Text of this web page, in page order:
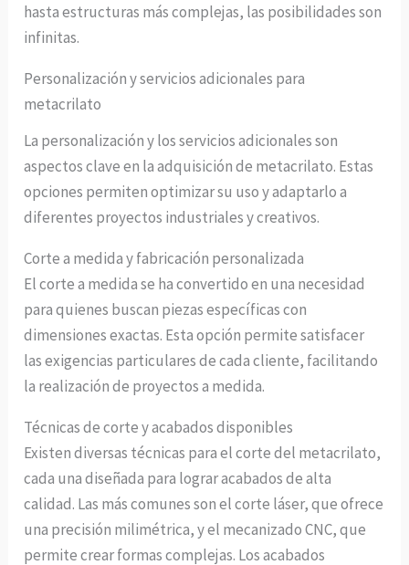
hasta estructuras más complejas, las posibilidades son
infinitas.
Personalización y servicios adicionales para
metacrilato
La personalización y los servicios adicionales son
aspectos clave en la adquisición de metacrilato. Estas
opciones permiten optimizar su uso y adaptarlo a
diferentes proyectos industriales y creativos.
Corte a medida y fabricación personalizada
El corte a medida se ha convertido en una necesidad
para quienes buscan piezas específicas con
dimensiones exactas. Esta opción permite satisfacer
las exigencias particulares de cada cliente, facilitando
la realización de proyectos a medida.
Técnicas de corte y acabados disponibles
Existen diversas técnicas para el corte del metacrilato,
cada una diseñada para lograr acabados de alta
calidad. Las más comunes son el corte láser, que ofrece
una precisión milimétrica, y el mecanizado CNC, que
permite crear formas complejas. Los acabados